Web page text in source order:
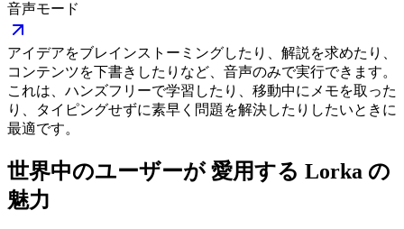
音声モード
アイデアをブレインストーミングしたり、解説を求めたり、
コンテンツを下書きしたりなど、音声のみで実行できます。
これは、ハンズフリーで学習したり、移動中にメモを取った
り、タイピングせずに素早く問題を解決したりしたいときに
最適です。
世界中のユーザーが 愛用する Lorka の
魅力